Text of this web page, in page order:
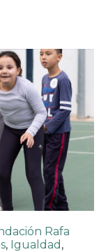
Rafa
, Igualdad ,